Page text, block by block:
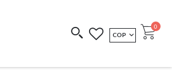
REDIMIR CÓDIGO
MONEDA
COP Cart
0